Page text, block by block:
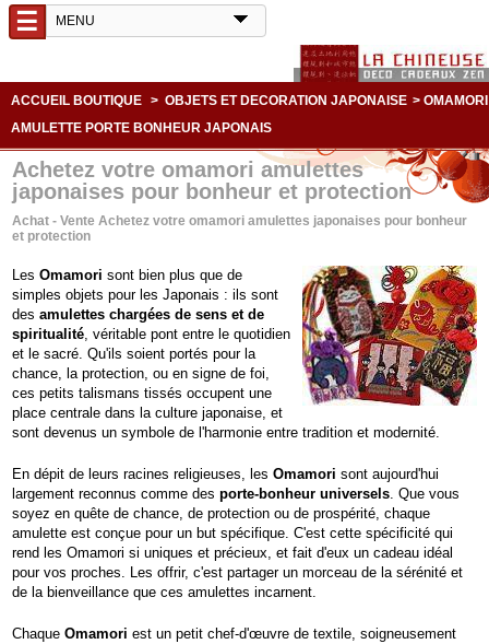
☰
ACCUEIL BOUTIQUE > OBJETS ET DECORATION JAPONAISE > OMAMORI
AMULETTE PORTE BONHEUR JAPONAIS
Achetez votre omamori amulettes
japonaises pour bonheur et protection
Achat - Vente Achetez votre omamori amulettes japonaises pour bonheur
et protection
LesOmamori sont bien plus que de
simples objets pour les Japonais : ils sont
desamulettes chargées de sens et de
spiritualité, véritable pont entre le quotidien
et le sacré. Qu'ils soient portés pour la
chance, la protection, ou en signe de foi,
ces petits talismans tissés occupent une
place centrale dans la culture japonaise, et
sont devenus un symbole de l'harmonie entre tradition et modernité.
En dépit de leurs racines religieuses, lesOmamori sont aujourd'hui
largement reconnus comme desporte-bonheur universels. Que vous
soyez en quête de chance, de protection ou de prospérité, chaque
amulette est conçue pour un but spécifique. C'est cette spécificité qui
rend les Omamori si uniques et précieux, et fait d'eux un cadeau idéal
pour vos proches. Les offrir, c'est partager un morceau de la sérénité et
de la bienveillance que ces amulettes incarnent.
ChaqueOmamori est un petit chef-d'œuvre de textile, soigneusement